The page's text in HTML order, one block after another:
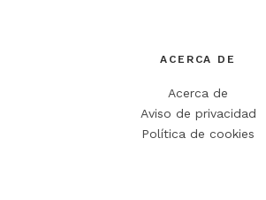
ACERCA DE
Acerca de
Aviso de privacidad
Política de cookies